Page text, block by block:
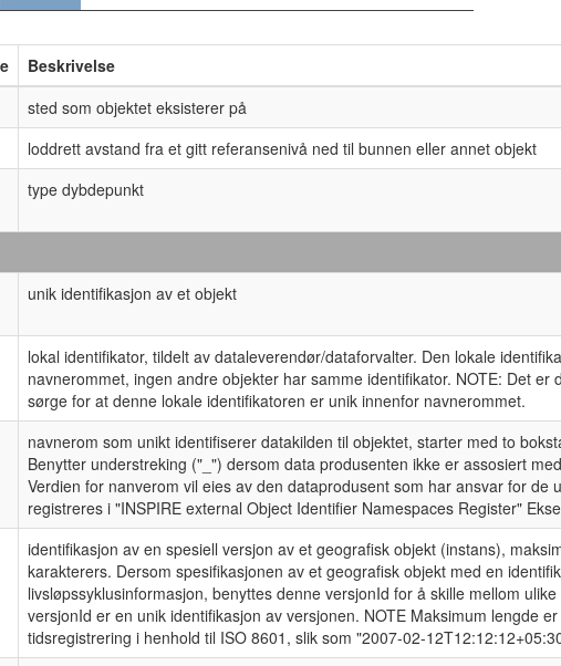
Beskrivelse
sted som objektet eksisterer på
loddrett avstand fra et gitt referansenivå ned til bunnen eller annet objekt
type dybdepunkt
unik identifikasjon av et objekt
lokal identifikator, tildelt av dataleverendør/dataforvalter. Den lokale
navnerommet, ingen andre objekter har samme identifikator. NOTE: Det er
sørge for at denne lokale identifikatoren er unik innenfor navnerommet.
navnerom som unikt identifiserer datakilden til objektet, starter med to
Benytter understreking ("_") dersom data produsenten ikke er assosiert
Verdien for nanverom vil eies av den dataprodusent som har ansvar for de
registreres i "INSPIRE external Object Identifier Namespaces Register"
identifikasjon av en spesiell versjon av et geografisk objekt (instans),
karakterers. Dersom spesifikasjonen av et geografisk objekt med en
livsløpssyklusinformasjon, benyttes denne versjonId for å skille mellom
versjonId er en unik identifikasjon av versjonen. NOTE Maksimum lengde
tidsregistrering i henhold til ISO 8601, slik som "2007-02-